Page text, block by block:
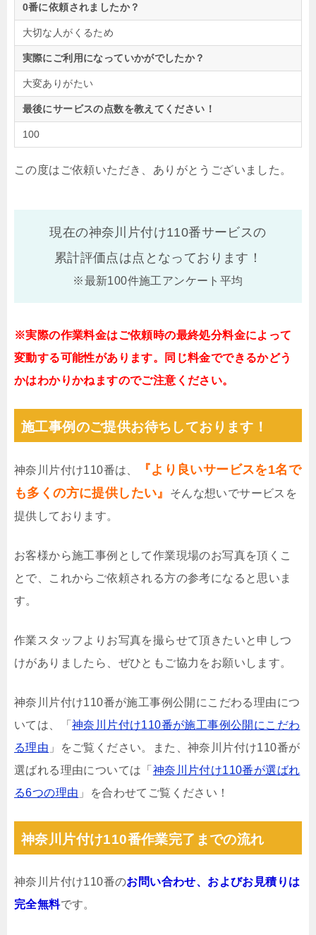
0番に依頼されましたか？
大切な人がくるため
実際にご利用になっていかがでしたか？
大変ありがたい
最後にサービスの点数を教えてください！
100
この度はご依頼いただき、ありがとうございました。
現在の神奈川片付け110番サービスの
累計評価点は点となっております！
※最新100件施工アンケート平均
※実際の作業料金はご依頼時の最終処分料金によって
変動する可能性があります。同じ料金でできるかどう
かはわかりかねますのでご注意ください。
施工事例のご提供お待ちしております！
神奈川片付け110番は、
『より良いサービスを1名で
も多くの方に提供したい』
そんな想いでサービスを
提供しております。
お客様から施工事例として作業現場のお写真を頂くこ
とで、これからご依頼される方の参考になると思いま
す。
作業スタッフよりお写真を撮らせて頂きたいと申しつ
けがありましたら、ぜひともご協力をお願いします。
神奈川片付け110番が施工事例公開にこだわる理由につ
いては、「 神奈川片付け110番が施工事例公開にこだわ
る理由 」をご覧ください。また、神奈川片付け110番が
選ばれる理由については「 神奈川片付け110番が選ばれ
る6つの理由 」を合わせてご覧ください！
神奈川片付け110番作業完了までの流れ
神奈川片付け110番のお問い合わせ、およびお見積りは
完全無料です。